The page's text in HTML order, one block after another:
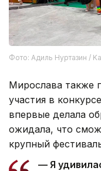
Фото: Адиль Нуртазин /
Мирослава также
участия в
впервые делала
ожидала, что
крупный
— Я